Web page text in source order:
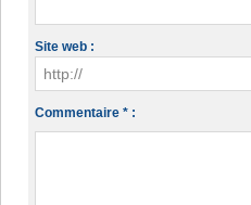
Site web :
Commentaire * :